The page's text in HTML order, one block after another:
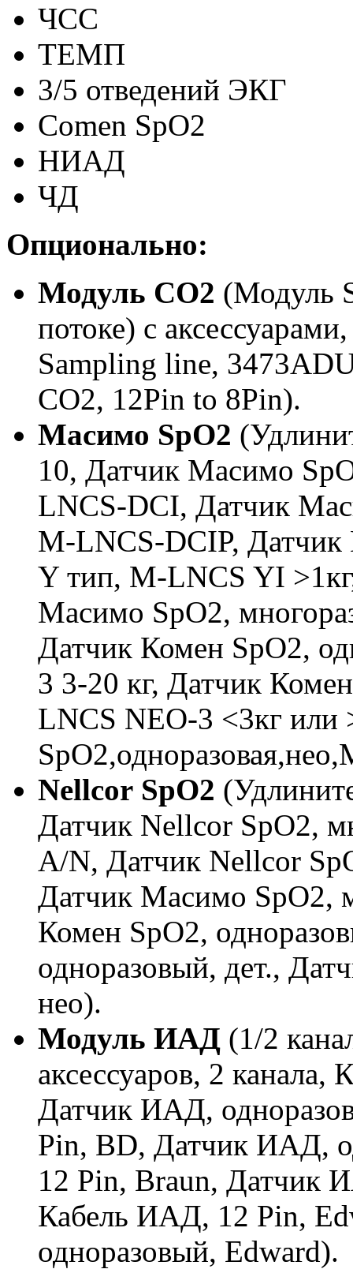
ЧСС
ТЕМП
3/5 отведений ЭКГ
Comen SpO2
НИАД
ЧД
Опционально:
Модуль CO2 (Модуль
потоке) с
Sampling line,
CO2, 12Pin to 8Pin).
Масимо SpO2
10, Датчик Масимо
LNCS-DCI, Датчик
M-LNCS-DCIP,
Y тип, M-LNCS YI
Масимо SpO2,
Датчик Комен SpO2,
3 3-20 кг, Датчик
LNCS NEO-3 <3кг или
Nellcor SpO2
Датчик Nellcor SpO2,
A/N, Датчик Nellcor
Датчик Масимо SpO2,
Комен SpO2,
одноразовый, дет.,
нео).
Модуль ИАД (1/2
аксессуаров, 2
Датчик ИАД,
Pin, BD, Датчик ИАД,
12 Pin, Braun, Датчик
Кабель ИАД, 12 Pin,
одноразовый, Edward).